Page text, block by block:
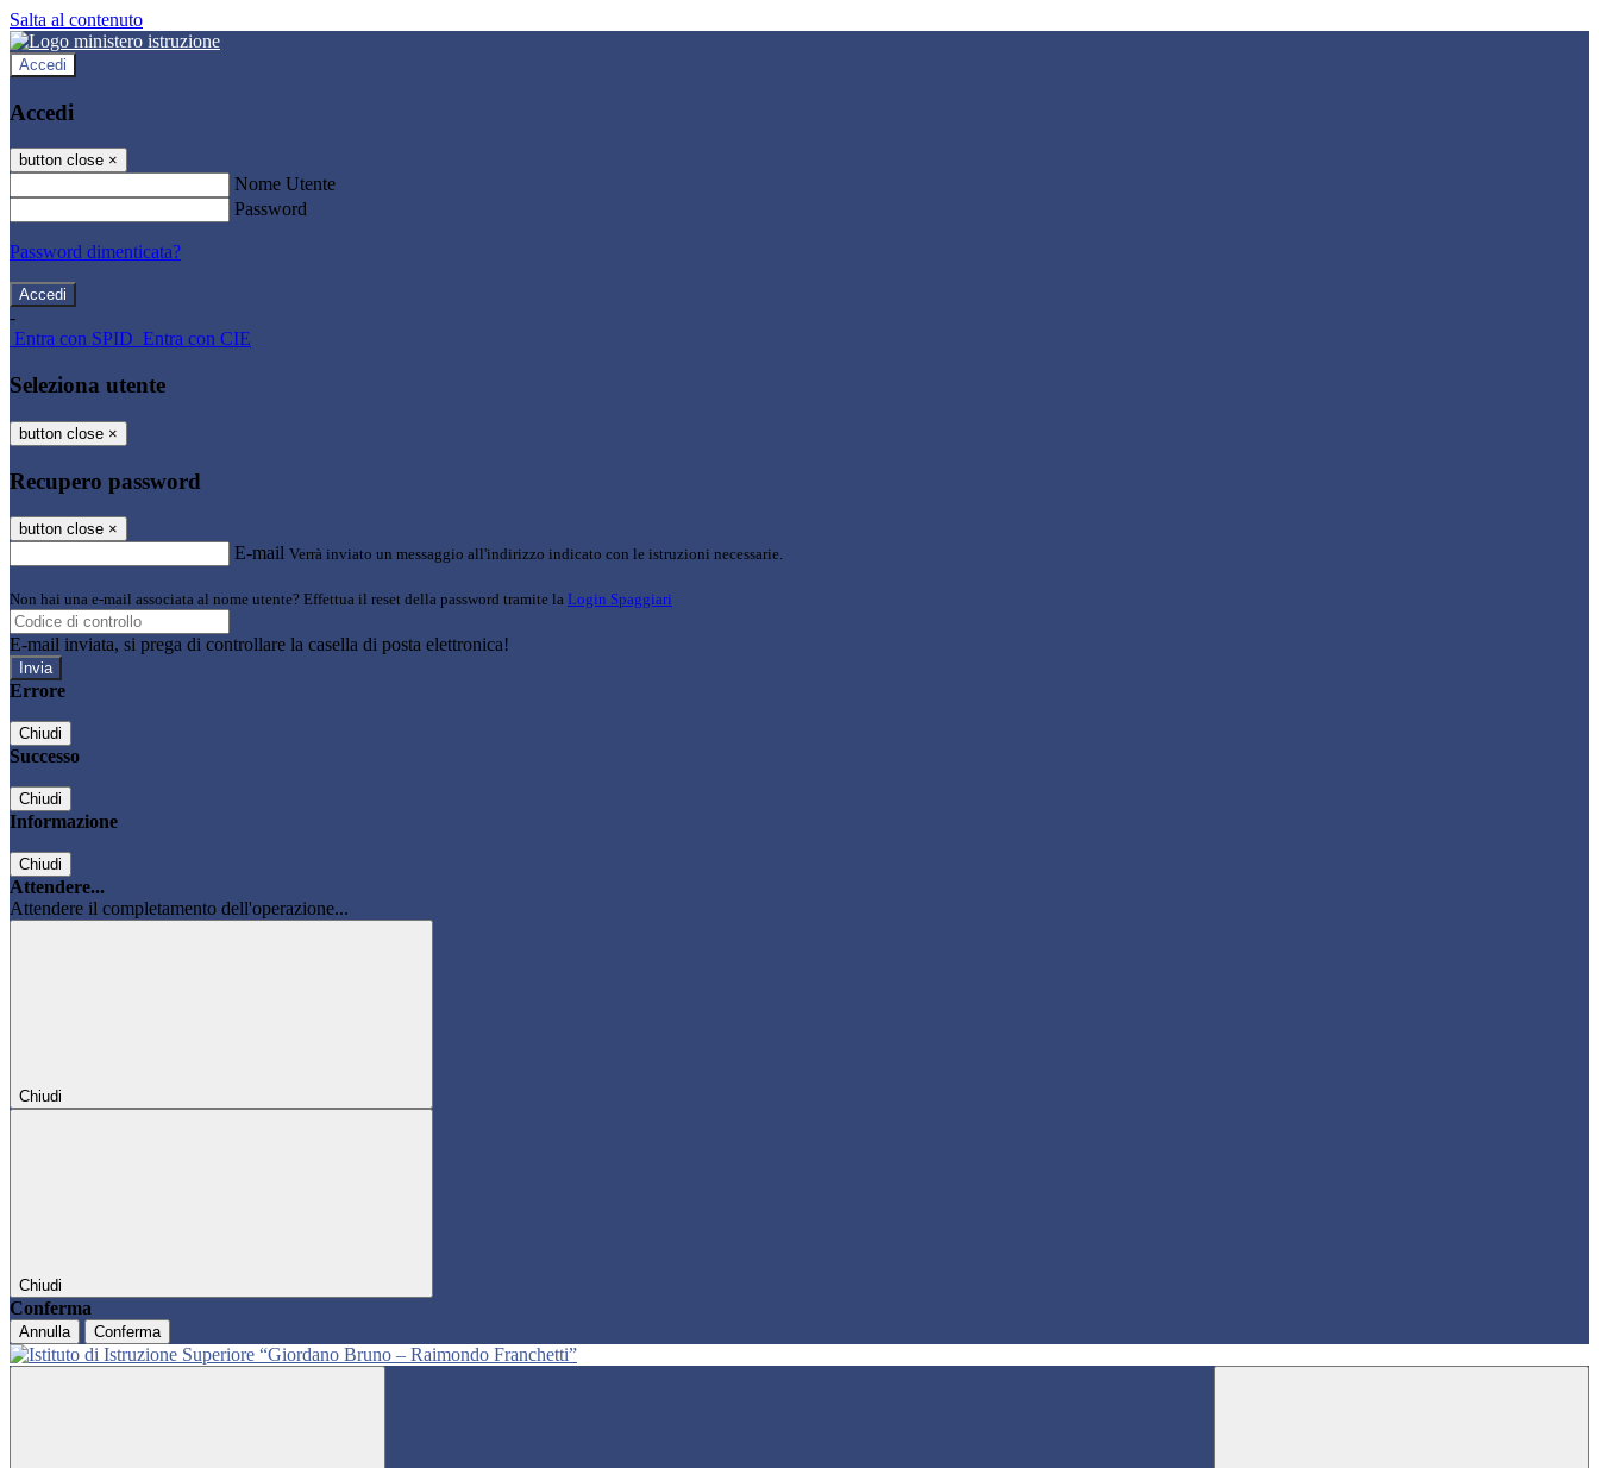
Salta al contenuto
Accedi
Accedi
button close ×
Nome Utente
Password
Password dimenticata?
-
Entra con SPID Entra con CIE
Seleziona utente
button close ×
Recupero password
button close ×
E-mail Verrà inviato un messaggio all'indirizzo indicato con le istruzioni necessarie.
Non hai una e-mail associata al nome utente? Effettua il reset della password tramite la Login Spaggiari
E-mail inviata, si prega di controllare la casella di posta elettronica!
Errore
Chiudi
Successo
Chiudi
Informazione
Chiudi
Attendere...
Attendere il completamento dell'operazione...
Chiudi
Chiudi
Conferma
Annulla Conferma